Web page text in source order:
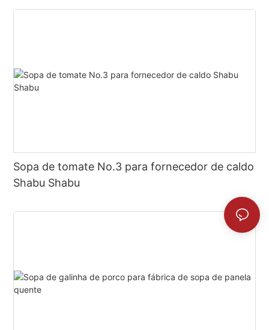
Sopa de tomate No.3 para fornecedor de caldo
Shabu Shabu